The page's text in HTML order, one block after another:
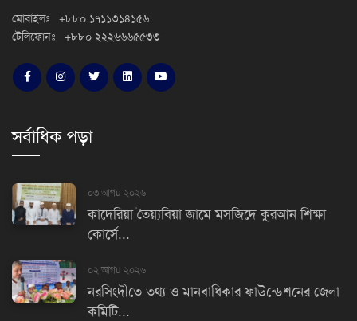
মোবাইলঃ +৮৮০ ১৭১১৩১৪১৫৬
টেলিফোনঃ +৮৮০ ২২২৬৬৬৫৫৩৩
সর্বাধিক পড়া
০৩ আগu ২০২৬
কাদেরিয়া তৈয়্যবিয়া জামে মসজিদে কুরআন শিক্ষা
কোর্সে...
০২ আগu ২০২৬
নরসিংদীতে তথ্য ও মানবাধিকার ফাউন্ডেশনের জেলা
কমিটি...